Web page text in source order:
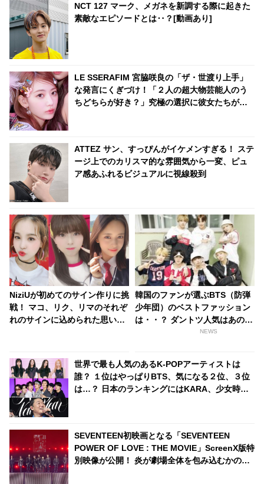
NCT 127 マーク、メガネを新調する際に起きた
素敵なエピソードとは‥？[動画あり]
LE SSERAFIM 宮脇咲良の「ザ・世渡り上手」
な発言にくぎづけ！「２人の超大物芸能人のう
ちどちらが好き？」究極の選択に彼女たちが出
ATTEZ サン、すっぴんがイケメンすぎる！ ステ
ージ上でのカリスマ的な雰囲気から一変、ピュ
ア感あふれるビジュアルに視線殺到
NiziUが初めてのサイン作りに挑
戦！ マコ、リク、リマのそれぞ
れのサインに込められた思いと
タート
韓国のファンが選ぶBTS（防弾
少年団）のベストファッション
は・・？ ダントツ人気はあのコ
NEWS
世界で最も人気のあるK-POPアーティストは
誰？ １位はやっぱりBTS、気になる２位、３位
は…？ 日本のランキングにはKARA、少女時代
SEVENTEEN初映画となる「SEVENTEEN
POWER OF LOVE : THE MOVIE」ScreenX版特
別映像が公開！ 炎が劇場全体を包み込むかのよ